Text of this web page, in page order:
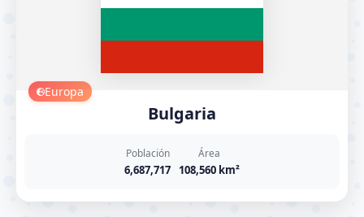
Europa
Bulgaria
Población
6,687,717
Área
108,560 km²